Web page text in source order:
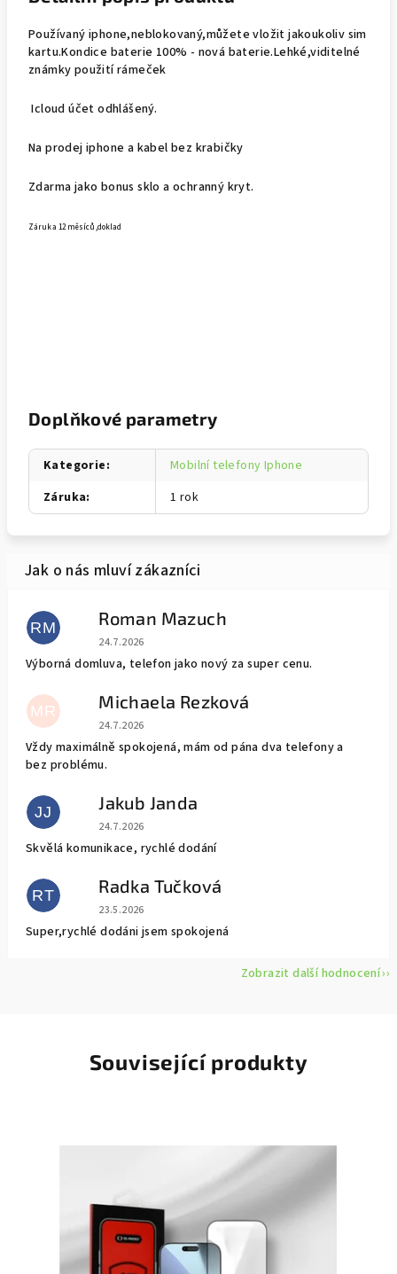
Používaný iphone,neblokovaný,můžete vložit jakoukoliv sim
kartu.Kondice baterie 100% - nová baterie.Lehké,viditelné
známky použití rámeček
Icloud účet odhlášený.
Na prodej iphone a kabel bez krabičky
Zdarma jako bonus sklo a ochranný kryt.
Záruka 12 měsíců,doklad
Doplňkové parametry
Kategorie:
Mobilní telefony Iphone
Záruka: 1 rok
RM Roman Mazuch
Hodnocení obchodu je 5 z 5 hvězdiček.
24.7.2026
Výborná domluva, telefon jako nový za super cenu.
MR Michaela Rezková
Hodnocení obchodu je 5 z 5 hvězdiček.
24.7.2026
Vždy maximálně spokojená, mám od pána dva telefony a
bez problému.
JJ Jakub Janda
Hodnocení obchodu je 5 z 5 hvězdiček.
24.7.2026
Skvělá komunikace, rychlé dodání
RT Radka Tučková
Hodnocení obchodu je 5 z 5 hvězdiček.
23.5.2026
Super,rychlé dodáni jsem spokojená
Zobrazit další hodnocení
Související produkty